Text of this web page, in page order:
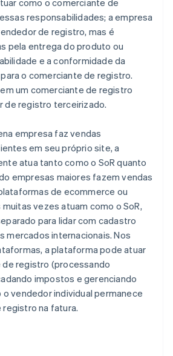
como o comerciante de
responsabilidades; a empresa
de registro, mas é
pela entrega do produto ou
e a conformidade da
o comerciante de registro.
um comerciante de registro
de registro terceirizado.
empresa faz vendas
em seu próprio site, a
atua tanto como o SoR quanto
empresas maiores fazem vendas
de ecommerce ou
vezes atuam como o SoR,
para lidar com cadastro
mercados internacionais. Nos
a plataforma pode atuar
registro (processando
impostos e gerenciando
vendedor individual permanece
na fatura.